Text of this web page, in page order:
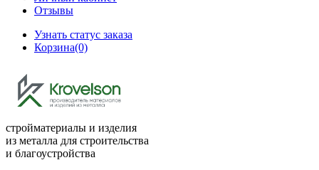
Отзывы
Узнать статус заказа
Корзина(0)
стройматериалы и изделия
из металла для строительства
и благоустройства